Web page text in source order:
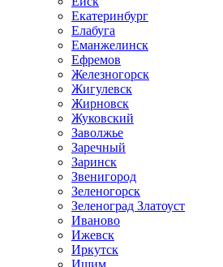
Екатеринбург
Елабуга
Еманжелинск
Ефремов
Железногорск
Жигулевск
Жирновск
Жуковский
Заволжье
Заречный
Заринск
Звенигород
Зеленогорск
Зеленоград Златоуст
Иваново
Ижевск
Иркутск
Ишим